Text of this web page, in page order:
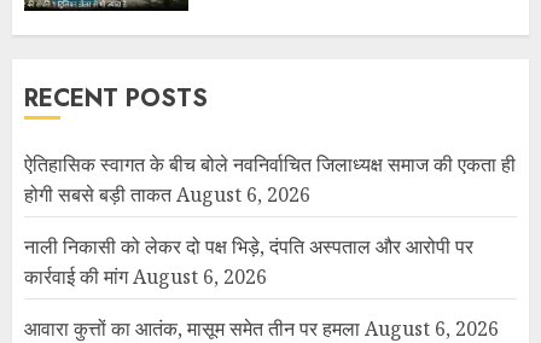
RECENT POSTS
ऐतिहासिक स्वागत के बीच बोले नवनिर्वाचित जिलाध्यक्ष समाज की एकता ही
होगी सबसे बड़ी ताकतAugust 6, 2026
नाली निकासी को लेकर दो पक्ष भिड़े, दंपति अस्पताल और आरोपी पर
कार्रवाई की मांगAugust 6, 2026
आवारा कुत्तों का आतंक, मासूम समेत तीन पर हमलाAugust 6, 2026